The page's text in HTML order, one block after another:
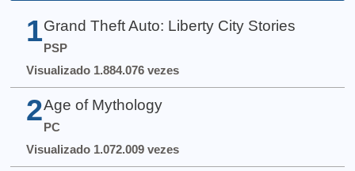
1 Grand Theft Auto: Liberty City Stories
PSP
Visualizado 1.884.076 vezes
2 Age of Mythology
PC
Visualizado 1.072.009 vezes